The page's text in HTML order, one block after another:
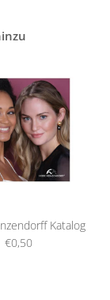
Katalog
€0,50